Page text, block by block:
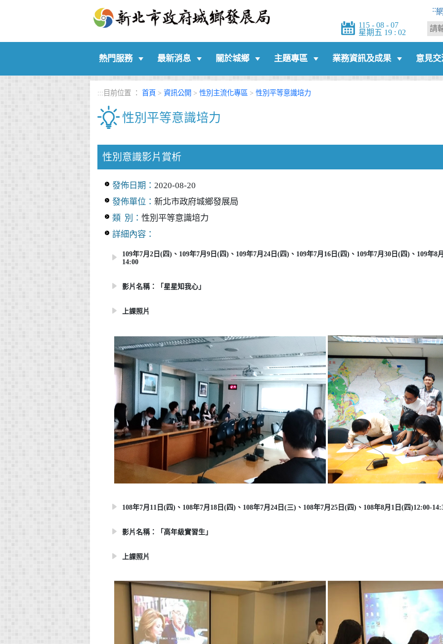
:::
115 - 08 - 07
星期五 19 : 02
熱門服務 最新消息 關於城鄉 主題專區 業務資訊及成果 意見交
::: 目前位置 ： 首頁 > 資訊公開 > 性別主流化專區 > 性別平等意識培力
性別平等意識培力
性別意識影片賞析
發佈日期： 2020-08-20
發佈單位： 新北市政府城鄉發展局
類 別： 性別平等意識培力
詳細內容：
109年7月2日(四)、109年7月9日(四)、109年7月24日(四)、109年7月16日(四)、109年7月30日(四)、109年8
14:00
影片名稱：「星星知我心」
上課照片
108年7月11日(四)、108年7月18日(四)、108年7月24日(三)、108年7月25日(四)、108年8月1日(四)12:00-
影片名稱：「高年級實習生」
上課照片